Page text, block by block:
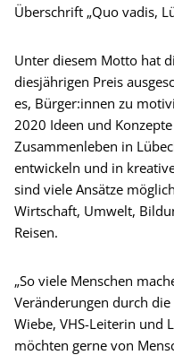
Überschrift „Quo vadis,
Unter diesem Motto hat
diesjährigen Preis
es, Bürger:innen zu
2020 Ideen und
Zusammenleben in
entwickeln und in
sind viele Ansätze
Wirtschaft, Umwelt,
Reisen.
„So viele Menschen
Veränderungen durch
Wiebe, VHS-Leiterin und
möchten gerne von